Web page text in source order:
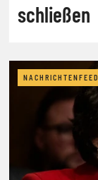
schließen
NACHRICHTENFEED